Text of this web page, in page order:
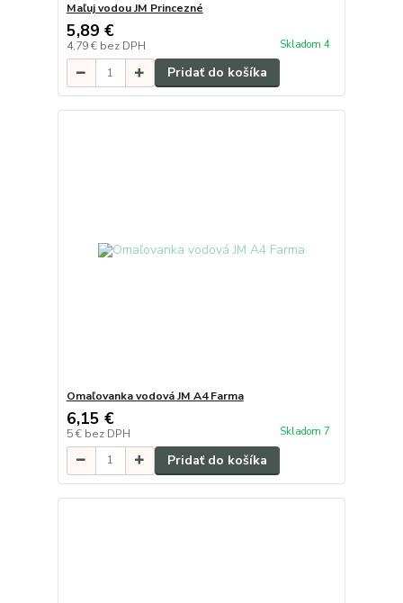
Maľuj vodou JM Princezné
5,89 €
4,79 € bez DPH Skladom 4
Pridať do košíka
Omaľovanka vodová JM A4 Farma
6,15 €
5 € bez DPH Skladom 7
Pridať do košíka